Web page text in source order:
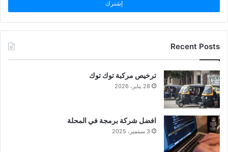
Recent Posts
ترخيص مركبة توك توك
28 يناير، 2026
افضل شركة برمجة في المحلة
3 سبتمبر، 2025